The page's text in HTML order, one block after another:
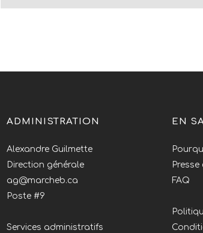
ADMINISTRATION
Alexandre Guilmette
Direction générale
ag@marcheb.ca
Poste #9
Services administratifs
EN
FAQ